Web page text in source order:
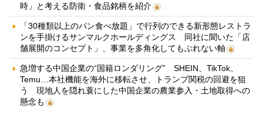
時」と考える防衛・食品銘柄を紹介
「30種類以上のパン食べ放題」で行列のできる新形態レストラ
ンを手掛けるサンマルクホールディングス 同社に聞いた「店
舗展開のコンセプト」、事業を多角化してもぶれない軸
急増する中国企業の“国籍ロンダリング” SHEIN、TikTok、
Temu…本社機能を海外に移転させ、トランプ関税の回避を狙
う 現地人を隠れ蓑にした中国企業の農業参入・土地取得への
懸念も